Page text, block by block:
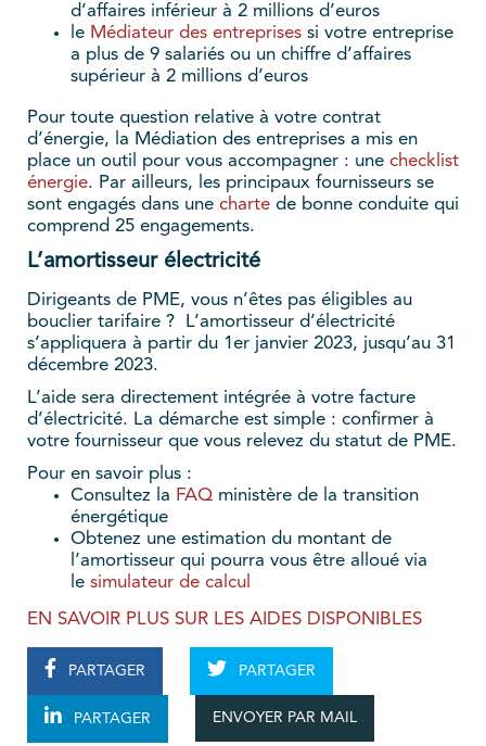
d’affaires inférieur à 2 millions d’euros
le Médiateur des entreprises si votre entreprise
a plus de 9 salariés ou un chiffre d’affaires
supérieur à 2 millions d’euros
Pour toute question relative à votre contrat
d’énergie, la Médiation des entreprises a mis en
place un outil pour vous accompagner : une checklist
énergie. Par ailleurs, les principaux fournisseurs se
sont engagés dans une charte de bonne conduite qui
comprend 25 engagements.
L’amortisseur électricité
Dirigeants de PME, vous n’êtes pas éligibles au
bouclier tarifaire ? L’amortisseur d’électricité
s’appliquera à partir du 1er janvier 2023, jusqu’au 31
décembre 2023.
L’aide sera directement intégrée à votre facture
d’électricité. La démarche est simple : confirmer à
votre fournisseur que vous relevez du statut de PME.
Pour en savoir plus :
Consultez la FAQ ministère de la transition
énergétique
Obtenez une estimation du montant de
l’amortisseur qui pourra vous être alloué via
le simulateur de calcul
EN SAVOIR PLUS SUR LES AIDES DISPONIBLES
PARTAGER PARTAGER
PARTAGER ENVOYER PAR MAIL